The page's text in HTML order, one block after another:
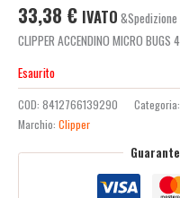
4.00 su
5 su
base di
33,38 € IVATO
CLIPPER ACCENDINO MICRO
Esaurito
COD: 8412766139290 Categoria:
Marchio: Clipper